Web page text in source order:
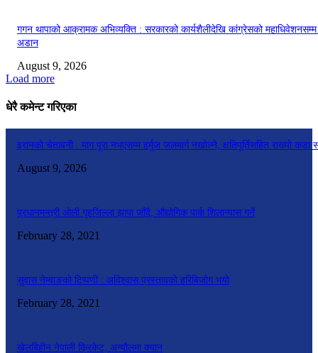
गगन थापाको आक्रामक अभिव्यक्ति : सरकारको कार्यशैलीदेखि कांग्रेसको
अडान
August 9, 2026
Load more
धेरै कमेन्ट गरिएका
इरानको चेतावनी : माग पूरा नभएसम्म हर्मुज जलमार्ग नखोल्ने, क्षतिपूर्तिसहित राख्यो कडा
August 9, 2026
प्रधानमन्त्री ओली गृहजिल्ला झापा जाँदै, औद्योगिक पार्क शिलान्यास गर्ने
February 28, 2021
सुवास नेम्वाङको टिप्पणी : अविश्वास प्रस्तावको हरिबिजोग भयो
February 28, 2021
खेलबिहीन नेपाली क्रिकेट, अन्यौलमा क्यान